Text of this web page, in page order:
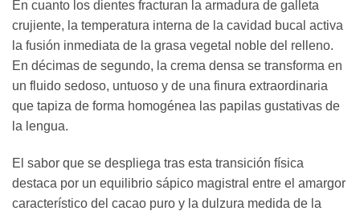
En cuanto los dientes fracturan la armadura de galleta
crujiente, la temperatura interna de la cavidad bucal activa
la fusión inmediata de la grasa vegetal noble del relleno.
En décimas de segundo, la crema densa se transforma en
un fluido sedoso, untuoso y de una finura extraordinaria
que tapiza de forma homogénea las papilas gustativas de
la lengua.
El sabor que se despliega tras esta transición física
destaca por un equilibrio sápico magistral entre el amargor
característico del cacao puro y la dulzura medida de la